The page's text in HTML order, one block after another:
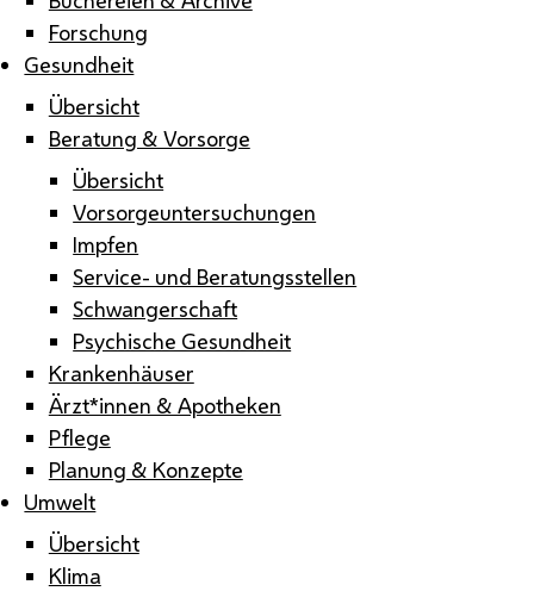
Forschung
Gesundheit
Übersicht
Beratung & Vorsorge
Übersicht
Vorsorgeuntersuchungen
Impfen
Service- und Beratungsstellen
Schwangerschaft
Psychische Gesundheit
Krankenhäuser
Ärzt*innen & Apotheken
Pflege
Planung & Konzepte
Umwelt
Übersicht
Klima